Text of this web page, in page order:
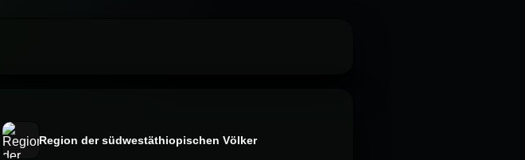
Region der südwestäthiopischen Völker